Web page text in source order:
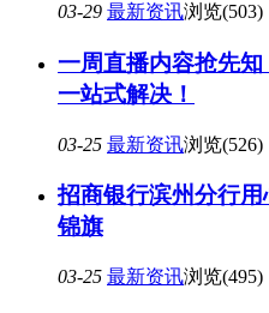
03-29 最新资讯浏览(503)
一周直播内容抢先
一站式解决！
03-25 最新资讯浏览(526)
招商银行滨州分行
锦旗
03-25 最新资讯浏览(495)